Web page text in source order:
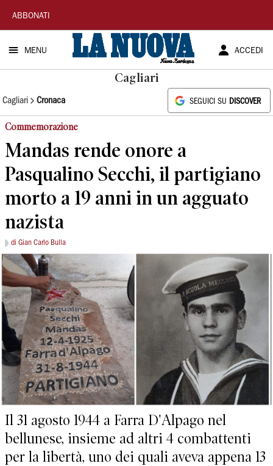
La
Nuova
Sardegna
ABBONATI
MENU ACCEDI
Cagliari
Cagliari Cronaca SEGUICI SU DISCOVER
Commemorazione
Mandas rende onore a
Pasqualino Secchi, il partigiano
morto a 19 anni in un agguato
nazista
di Gian Carlo Bulla
Il 31 agosto 1944 a Farra D'Alpago nel
bellunese, insieme ad altri 4 combattenti
per la libertà, uno dei quali aveva appena 13